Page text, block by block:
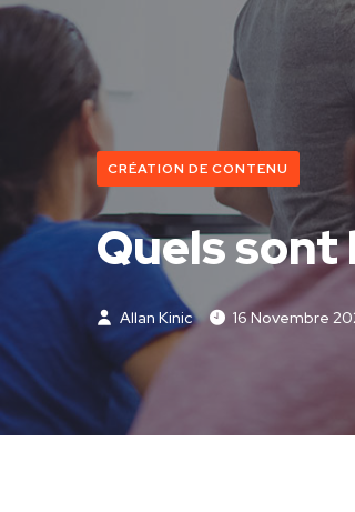
CRÉATION DE CONTENU
Quels sont
Allan Kinic 16 Novembre